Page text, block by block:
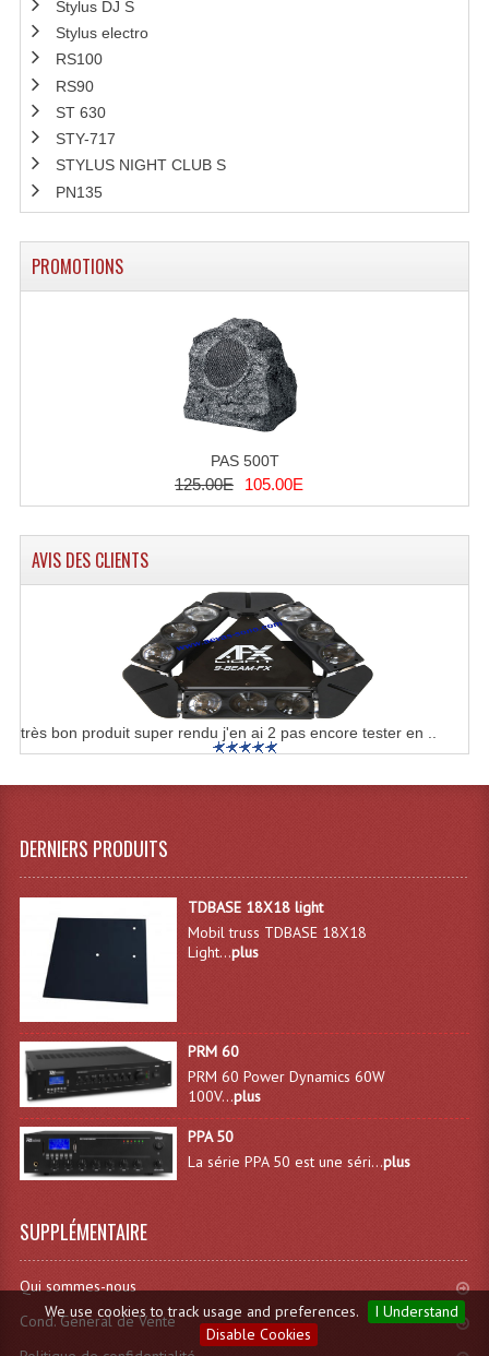
We use cookies to track usage and preferences.
I Understand
Disable Cookies
Stylus DJ S
Stylus electro
RS100
RS90
ST 630
STY-717
STYLUS NIGHT CLUB S
PN135
PROMOTIONS
PAS 500T
125.00E 105.00E
AVIS DES CLIENTS
très bon produit super rendu j'en ai 2 pas encore tester en ..
DERNIERS PRODUITS
TDBASE 18X18 light
Mobil truss TDBASE 18X18
Light...plus
PRM 60
PRM 60 Power Dynamics 60W
100V...plus
PPA 50
La série PPA 50 est une séri...plus
SUPPLÉMENTAIRE
Qui sommes-nous
Cond. General de Vente